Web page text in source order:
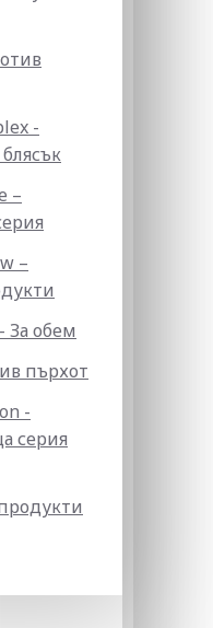
-
–
–
За обем
пърхот
-
серия